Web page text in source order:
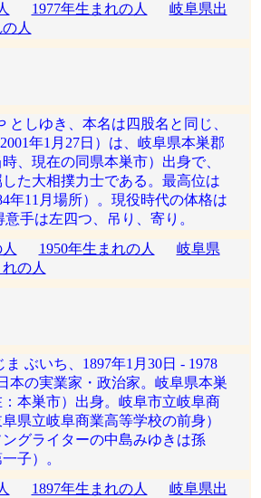
1977年生まれの人
岐阜県出
人
としゆき、本名は四股名と同じ、
年1月27日）は、岐阜県本巣郡
、現在の同県本巣市）出身で、
た大相撲力士である。最高位は
年11月場所）。現役時代の体格は
意手は左四つ、吊り、寄り。
1950年生まれの人
岐阜県
の人
ぶいち、1897年1月30日 - 1978
本の実業家・政治家。岐阜県本巣
本巣市）出身。岐阜市立岐阜商
県立岐阜商業高等学校の前身）
グライターの中島みゆきは孫
子）。
1897年生まれの人
岐阜県出